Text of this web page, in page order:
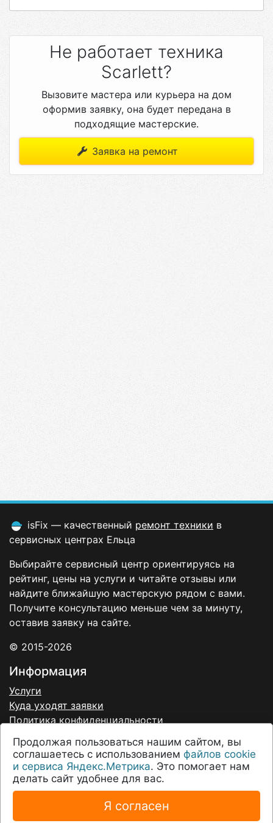
Не работает техника
Scarlett?
Вызовите мастера или курьера на дом
оформив заявку, она будет передана в
подходящие мастерские.
Заявка на ремонт
isFix — качественный ремонт техники в
сервисных центрах Ельца
Выбирайте сервисный центр ориентируясь на
рейтинг, цены на услуги и читайте отзывы или
найдите ближайшую мастерскую рядом с вами.
Получите консультацию меньше чем за минуту,
оставив заявку на сайте.
© 2015-2026
Информация
Услуги
Куда уходят заявки
Политика конфиденциальности
Договор-оферта
Согласие на обработку персональных данных
О нас
Соглашение
Продолжая пользоваться нашим сайтом, вы
соглашаетесь с использованием файлов cookie
и сервиса Яндекс.Метрика. Это помогает нам
делать сайт удобнее для вас.
Я согласен